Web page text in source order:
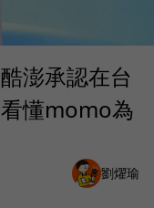
澎承認在台
懂momo為
劉燿瑜